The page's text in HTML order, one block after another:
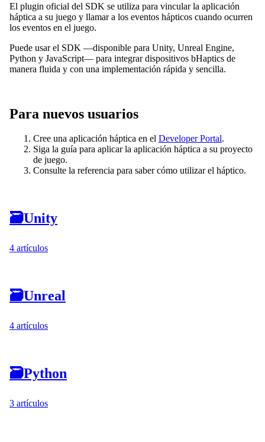
El plugin oficial del SDK se utiliza para vincular la aplicación
háptica a su juego y llamar a los eventos hápticos cuando ocurren
los eventos en el juego.
Puede usar el SDK —disponible para Unity, Unreal Engine,
Python y JavaScript— para integrar dispositivos bHaptics de
manera fluida y con una implementación rápida y sencilla.
Para nuevos usuarios
Cree una aplicación háptica en el Developer Portal.
Siga la guía para aplicar la aplicación háptica a su proyecto
de juego.
Consulte la referencia para saber cómo utilizar el háptico.
🗃Unity
4 artículos
🗃Unreal
4 artículos
🗃Python
3 artículos